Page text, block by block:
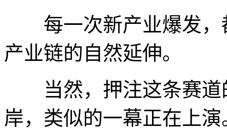
每一次新产业爆发，
产业链的自然延伸。
当然，押注这条赛道
岸，类似的一幕正在上演